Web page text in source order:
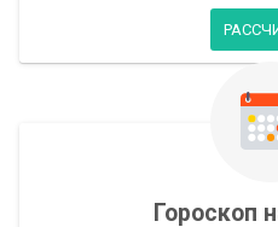
Гороскоп